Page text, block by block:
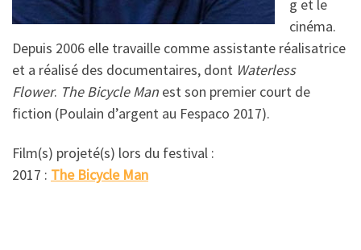
g et le
cinéma.
Depuis 2006 elle travaille comme assistante réalisatrice
et a réalisé des documentaires, dont Waterless
Flower. The Bicycle Man est son premier court de
fiction (Poulain d’argent au Fespaco 2017).
Film(s) projeté(s) lors du festival :
2017 : The Bicycle Man